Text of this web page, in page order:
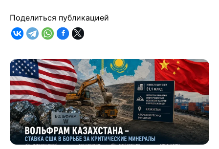
Поделиться публикацией